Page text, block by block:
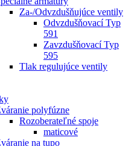
Za-/Odvzdušňujúce ventily
Odvzdušňovací Typ
591
Zavzdušňovací Typ
595
Tlak regulujúce ventily
polyfúzne
Rozoberateľné spoje
maticové
na tupo